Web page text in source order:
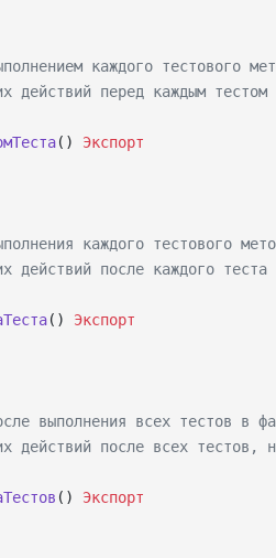
каждого тестового
действий перед каждым тестом
() Экспорт
каждого тестового
действий после каждого теста
() Экспорт
выполнения всех тестов в
действий после всех тестов,
() Экспорт